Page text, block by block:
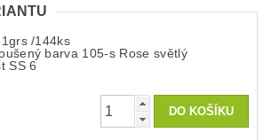
/144ks
barva 105-s Rose světlý
SS 6